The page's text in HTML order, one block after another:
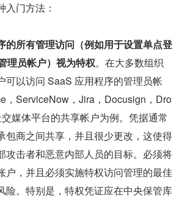
入门方法：
的所有管理访问（例如用于设置单点登
理员帐户）视为特权。在大多数组织
可以访问 SaaS 应用程序的管理员帐
，ServiceNow，Jira，Docusign，Dro
媒体平台的共享帐户为例。凭据通常
包商之间共享，并且很少更改，这使得
攻击者和恶意内部人员的目标。必须将
户，并且必须实施特权访问管理的最佳
险。特别是，特权凭证应在中央保管库